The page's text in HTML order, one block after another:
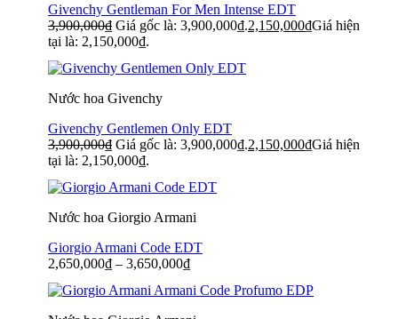
Givenchy Gentleman For Men Intense EDT
3,900,000₫ Giá gốc là: 3,900,000₫.2,150,000₫Giá hiện
tại là: 2,150,000₫.
Nước hoa Givenchy
Givenchy Gentlemen Only EDT
3,900,000₫ Giá gốc là: 3,900,000₫.2,150,000₫Giá hiện
tại là: 2,150,000₫.
Nước hoa Giorgio Armani
Giorgio Armani Code EDT
2,650,000₫ – 3,650,000₫